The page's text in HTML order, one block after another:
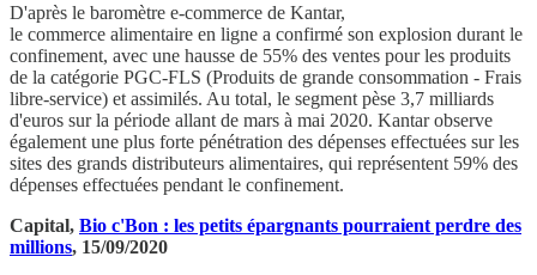
D'après le baromètre e-commerce de Kantar,
le commerce alimentaire en ligne a confirmé son explosion durant le
confinement, avec une hausse de 55% des ventes pour les produits
de la catégorie PGC-FLS (Produits de grande consommation - Frais
libre-service) et assimilés. Au total, le segment pèse 3,7 milliards
d'euros sur la période allant de mars à mai 2020. Kantar observe
également une plus forte pénétration des dépenses effectuées sur les
sites des grands distributeurs alimentaires, qui représentent 59% des
dépenses effectuées pendant le confinement.
Capital, Bio c'Bon : les petits épargnants pourraient perdre des
millions, 15/09/2020